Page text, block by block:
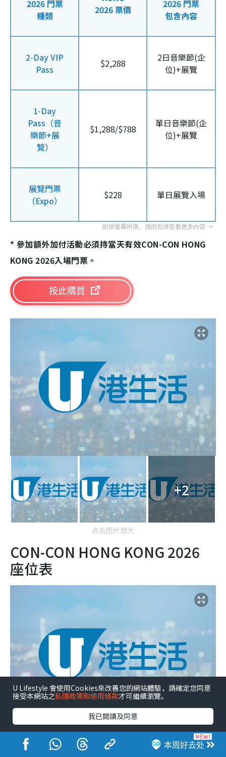
2026 門票
種類
2026 票價
2026 門票
包含內容
2-Day VIP
Pass
$2,288
2日音樂節(企
位)+展覽
1-Day
Pass（音
樂節+展
覽）
$1,288/$788
單日音樂節(企
位)+展覽
展覽門票
（Expo）
$228 單日展覽入場
* 參加額外加付活動必須持當天有效CON-CON HONG
KONG 2026入場門票。
按此購買
+2
点击图片放大
CON-CON HONG KONG 2026
座位表
本周好去处
U Lifestyle 會使用Cookies來改善您的網站體驗，請確定您同意
接受本網站之私隱政策和使用條款才可繼續瀏覽。
我已閱讀及同意